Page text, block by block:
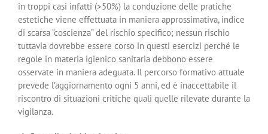
in troppi casi infatti (>50%) la conduzione delle pratiche
estetiche viene effettuata in maniera approssimativa, indice
di scarsa “coscienza” del rischio specifico; nessun rischio
tuttavia dovrebbe essere corso in questi esercizi perché le
regole in materia igienico sanitaria debbono essere
osservate in maniera adeguata. Il percorso formativo attuale
prevede l’aggiornamento ogni 5 anni, ed è inaccettabile il
riscontro di situazioni critiche quali quelle rilevate durante la
vigilanza.